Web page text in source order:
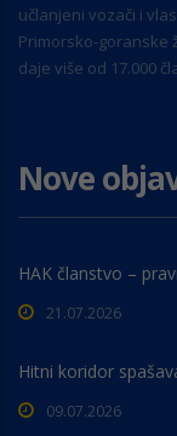
učlanjeni vozači i
Primorsko-goranske
daje više od 17.000
Nove
HAK članstvo –
21.07.2026
Hitni koridor
09.07.2026